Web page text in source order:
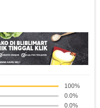
100%
0.0%
0.0%